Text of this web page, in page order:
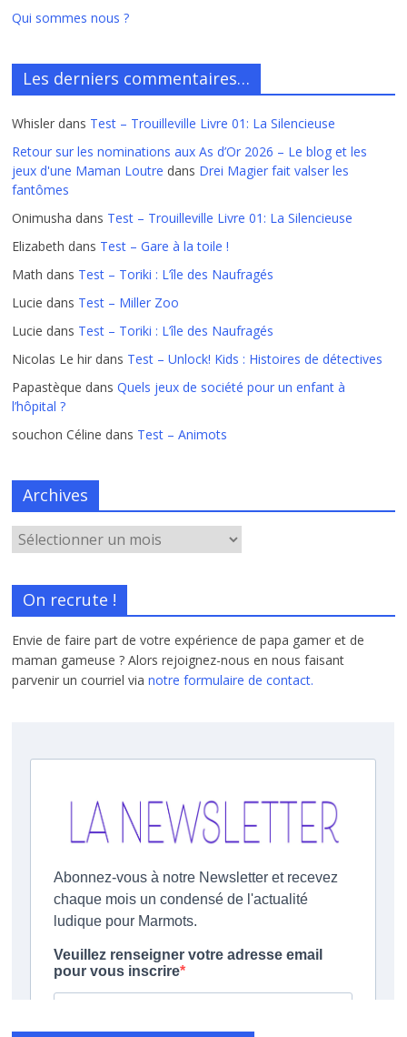
Qui sommes nous ?
Les derniers commentaires…
Whisler dans Test – Trouilleville Livre 01: La Silencieuse
Retour sur les nominations aux As d’Or 2026 – Le blog et les
jeux d'une Maman Loutre dans Drei Magier fait valser les
fantômes
Onimusha dans Test – Trouilleville Livre 01: La Silencieuse
Elizabeth dans Test – Gare à la toile !
Math dans Test – Toriki : L’île des Naufragés
Lucie dans Test – Miller Zoo
Lucie dans Test – Toriki : L’île des Naufragés
Nicolas Le hir dans Test – Unlock! Kids : Histoires de détectives
Papastèque dansQuels jeux de société pour un enfant à
l’hôpital ?
souchon Céline dans Test – Animots
Archives
On recrute !
Envie de faire part de votre expérience de papa gamer et de
maman gameuse ? Alors rejoignez-nous en nous faisant
parvenir un courriel vianotre formulaire de contact.